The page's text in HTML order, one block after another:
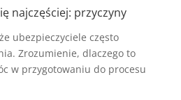
najczęściej: przyczyny
ubezpieczyciele często
Zrozumienie, dlaczego to
w przygotowaniu do procesu